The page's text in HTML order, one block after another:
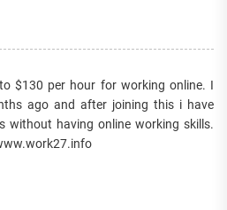
$130 per hour for working online. I
ago and after joining this i have
without having online working skills.